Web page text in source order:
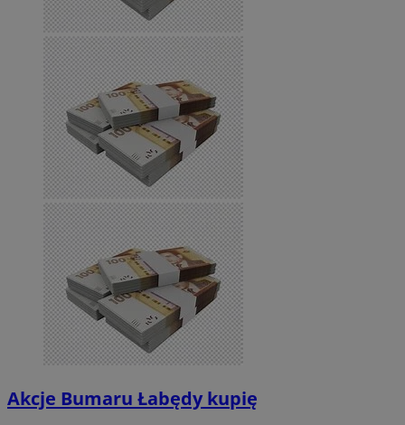
Akcje Bumaru Łabędy kupię